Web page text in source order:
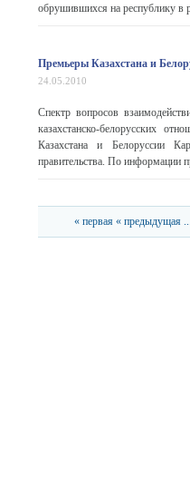
обрушившихся на республику в
Премьеры Казахстана и
24.05.2010
Спектр вопросов
казахстанско-белорусских
Казахстана и Белоруссии
правительства. По информации
« первая « предыдущая